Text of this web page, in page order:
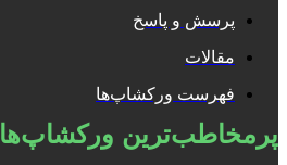
پرسش و پاسخ
مقالات
فهرست ورکشاپ‌ها
پرمخاطب‌ترین ورکشاپ‌ها